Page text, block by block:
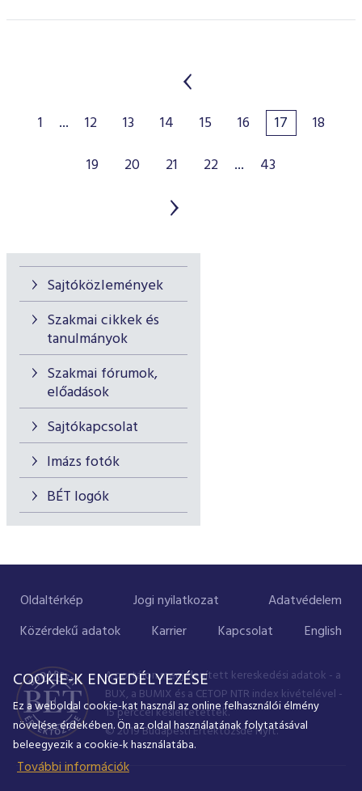
Sajtóközlemények
Szakmai cikkek és
tanulmányok
Szakmai fórumok,
előadások
Sajtókapcsolat
Imázs fotók
BÉT logók
1 ... 12 13 14 15 16 17
18
19
20 21 22 ... 43
Oldaltérkép Jogi nyilatkozat
Adatvédelem
Közérdekű adatok
Karrier Kapcsolat English
A portálon megjelenített kereskedési adatok - a
BUX, a BUMIX és a CETOP NTR index kivételével -
15 perccel késleltetettek.
© 2019 Budapesti Értéktőzsde Nyrt.
COOKIE-K ENGEDÉLYEZÉSE
Ez a weboldal cookie-kat használ az online felhasználói élmény
növelése érdekében. Ön az oldal használatának folytatásával
beleegyezik a cookie-k használatába.
További információk